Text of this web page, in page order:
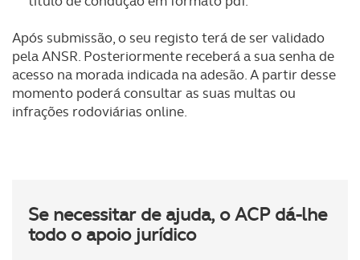
Após submissão, o seu registo terá de ser validado
pela ANSR. Posteriormente receberá a sua senha de
acesso na morada indicada na adesão. A partir desse
momento poderá consultar as suas multas ou
infrações rodoviárias online.
Se necessitar de ajuda, o ACP dá-lhe
todo o apoio jurídico